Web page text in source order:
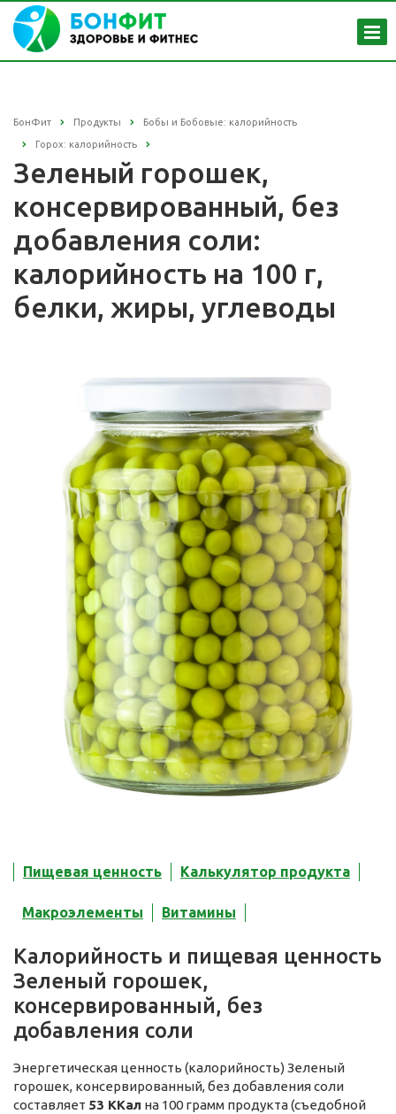
БонФит Продукты Бобы и Бобовые: калорийность
Горох: калорийность
Зеленый горошек,
консервированный, без
добавления соли:
калорийность на 100 г,
белки, жиры, углеводы
Пищевая ценность Калькулятор продукта
Макроэлементы Витамины
Калорийность и пищевая ценность
Зеленый горошек,
консервированный, без
добавления соли
Энергетическая ценность (калорийность) Зеленый
горошек, консервированный, без добавления соли
составляет 53 ККал на 100 грамм продукта (съедобной